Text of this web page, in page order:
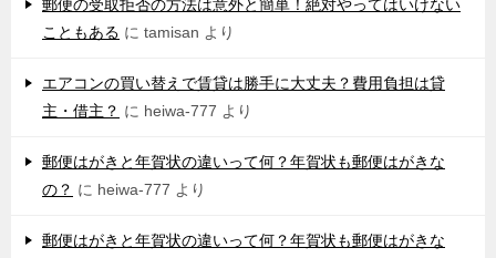
郵便の受取拒否の方法は意外と簡単！絶対やってはいけない
こともある に tamisan より
エアコンの買い替えで賃貸は勝手に大丈夫？費用負担は貸
主・借主？ に heiwa-777 より
郵便はがきと年賀状の違いって何？年賀状も郵便はがきな
の？ に heiwa-777 より
郵便はがきと年賀状の違いって何？年賀状も郵便はがきな